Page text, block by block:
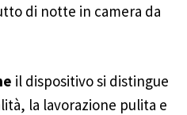
di notte in camera da
il dispositivo si distingue
la lavorazione pulita e